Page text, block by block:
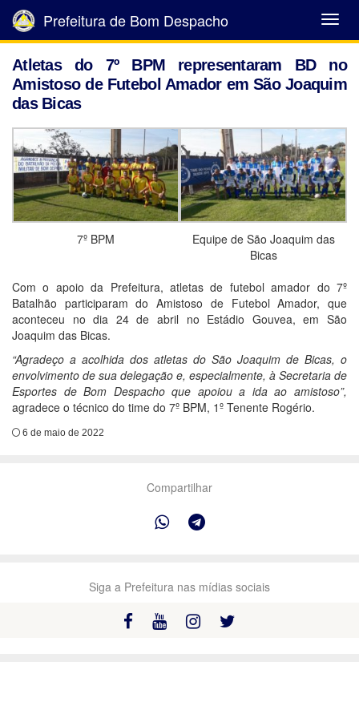
Abrir
Menu
Prefeitura de Bom Despacho
Atletas do 7º BPM representaram BD no
Amistoso de Futebol Amador em São Joaquim
das Bicas
7º BPM
Equipe de São Joaquim das
Bicas
Com o apoio da Prefeitura, atletas de futebol amador do 7º
Batalhão participaram do Amistoso de Futebol Amador, que
aconteceu no dia 24 de abril no Estádio Gouvea, em São
Joaquim das Bicas.
“Agradeço a acolhida dos atletas do São Joaquim de Bicas, o
envolvimento de sua delegação e, especialmente, à Secretaria de
Esportes de Bom Despacho que apoiou a ida ao amistoso”,
agradece o técnico do time do 7º BPM, 1º Tenente Rogério.
6 de maio de 2022
Compartilhar
Siga a Prefeitura nas mídias sociais